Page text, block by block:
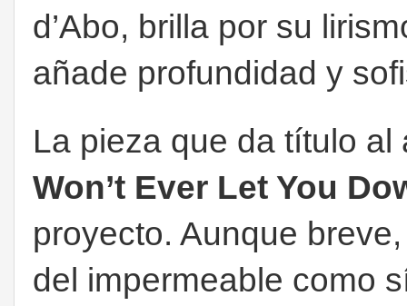
d’Abo, brilla por su
añade profundidad y
La pieza que da título al
Won’t Ever Let You
proyecto. Aunque
del impermeable como